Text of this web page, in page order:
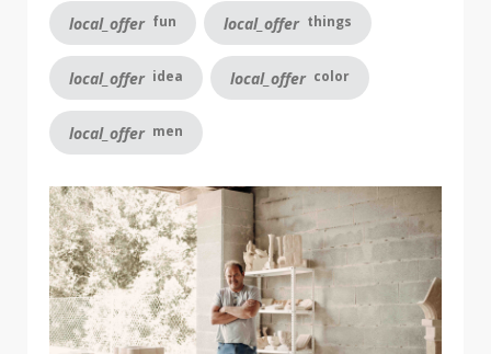
local_offer fun local_offer things
local_offer idea local_offer color
local_offer men